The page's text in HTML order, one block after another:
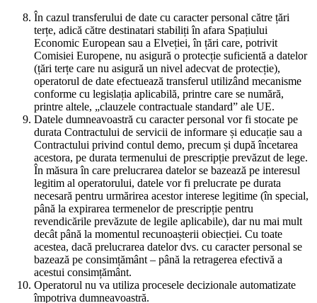
În cazul transferului de date cu caracter personal către țări
terțe, adică către destinatari stabiliți în afara Spațiului
Economic European sau a Elveției, în țări care, potrivit
Comisiei Europene, nu asigură o protecție suficientă a datelor
(țări terțe care nu asigură un nivel adecvat de protecție),
operatorul de date efectuează transferul utilizând mecanisme
conforme cu legislația aplicabilă, printre care se numără,
printre altele, „clauzele contractuale standard” ale UE.
Datele dumneavoastră cu caracter personal vor fi stocate pe
durata Contractului de servicii de informare și educație sau a
Contractului privind contul demo, precum și după încetarea
acestora, pe durata termenului de prescripție prevăzut de lege.
În măsura în care prelucrarea datelor se bazează pe interesul
legitim al operatorului, datele vor fi prelucrate pe durata
necesară pentru urmărirea acestor interese legitime (în special,
până la expirarea termenelor de prescripție pentru
revendicările prevăzute de legile aplicabile), dar nu mai mult
decât până la momentul recunoașterii obiecției. Cu toate
acestea, dacă prelucrarea datelor dvs. cu caracter personal se
bazează pe consimțământ – până la retragerea efectivă a
acestui consimțământ.
Operatorul nu va utiliza procesele decizionale automatizate
împotriva dumneavoastră.